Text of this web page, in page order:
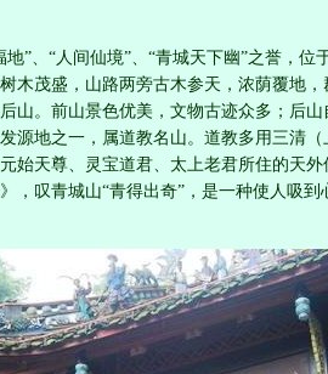
”、“人间仙境”、“青城天下幽”之誉，位
木茂盛，山路两旁古木参天，浓荫覆地
山。前山景色优美，文物古迹众多；后
源地之一，属道教名山。道教多用三清
始天尊、灵宝道君、太上老君所住的天
，叹青城山“青得出奇”，是一种使人吸